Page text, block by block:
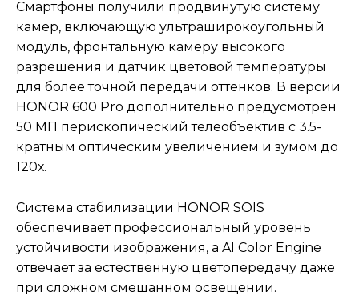
Смартфоны получили продвинутую систему
камер, включающую ультраширокоугольный
модуль, фронтальную камеру высокого
разрешения и датчик цветовой температуры
для более точной передачи оттенков. В версии
HONOR 600 Pro дополнительно предусмотрен
50 МП перископический телеобъектив с 3.5-
кратным оптическим увеличением и зумом до
120х.
Система стабилизации HONOR SOIS
обеспечивает профессиональный уровень
устойчивости изображения, а AI Color Engine
отвечает за естественную цветопередачу даже
при сложном смешанном освещении.